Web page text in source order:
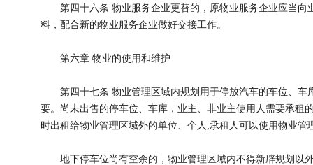
第四十六条 物业服务企业更替的，原物业服务企业应当向
料，配合新的物业服务企业做好交接工作。
第六章 物业的使用和维护
第四十七条 物业管理区域内规划用于停放汽车的车位、车
要。尚未出售的停车位、车库，业主、非业主使用人需要承租
时出租给物业管理区域外的单位、个人;承租人可以使用物业管
地下停车位尚有空余的，物业管理区域内不得新辟规划以